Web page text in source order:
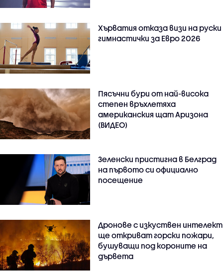
Хърватия отказа визи на руски
гимнастички за Евро 2026
Пясъчни бури от най-висока
степен връхлетяха
американския щат Аризона
(ВИДЕО)
Зеленски пристигна в Белград
на първото си официално
посещение
Дронове с изкуствен интелект
ще откриват горски пожари,
бушуващи под короните на
дървета